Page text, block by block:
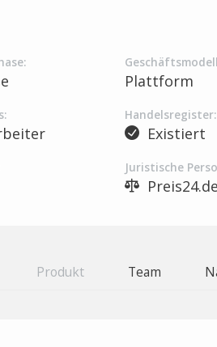
Plattform
Handelsregister:
Existiert
Juristische
Produkt Team